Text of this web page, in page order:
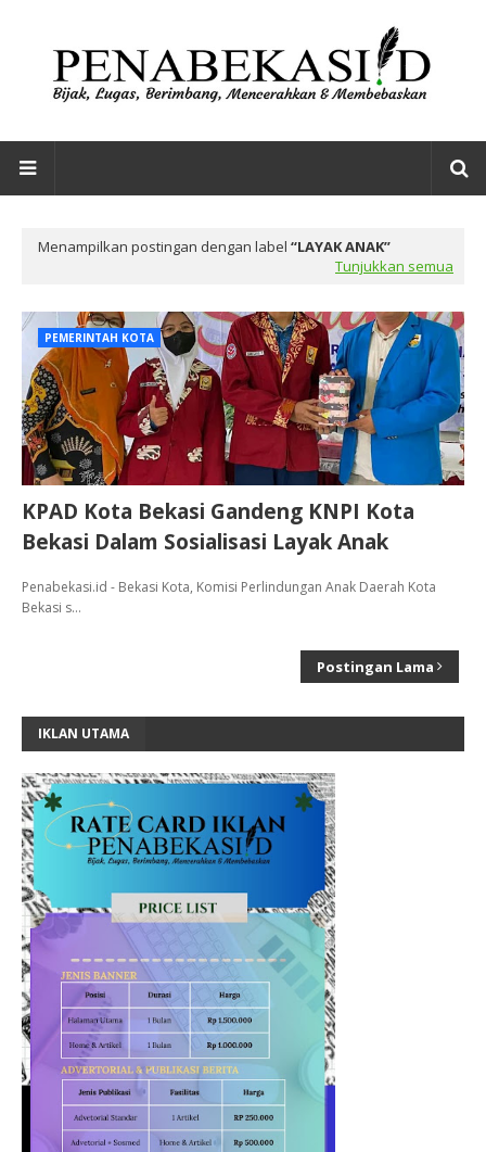
Menampilkan postingan dengan label
LAYAK ANAK
Tunjukkan semua
PEMERINTAH KOTA
KPAD Kota Bekasi Gandeng KNPI Kota
Bekasi Dalam Sosialisasi Layak Anak
Penabekasi.id - Bekasi Kota, Komisi Perlindungan Anak Daerah Kota
Bekasi s…
Postingan Lama
IKLAN UTAMA